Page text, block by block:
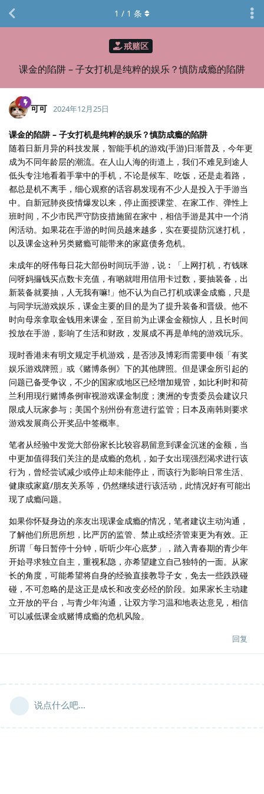
戒赌区
课金的陷阱 – 子女打机是纯粹的娱乐？慎防成瘾的陷阱
1 / 1 条
可可 2024年12月25日
课金的陷阱 – 子女打机是纯粹的娱乐？慎防成瘾的陷阱
随着日新月异的科技发展，智能手机的游戏(手游)日渐普及，今年更
成为不同年龄层的潮流。在人山人海的街道上，我们不难见到途人
低头专注地看着手掌中的手机，不论是候车、吃饭，还是走着路，
都总是机不离手，细心观察的话容易发现有不少人是投入于手游当
中。自新冠肺炎疫情爆发以来，停止面授课堂、在家工作、弹性上
班时间，不少市民严守防疫措施留在家中，相信手游是其中一个消
闲活动。如果花在手游的时间员越来越多，实在要提防沉迷打机，
以及课金这种另类赌瘾可能带来的家庭债务危机。
未成年的呀伟每日花大部份时间玩手游，说︰「上网打机，冇钱咪
问呀妈攞钱买点数卡充值，有啲就咁用信用卡过数，要抽装备，出
新装备就要抽，人无我有嘛!」他不认为自己打机或课金成瘾，只是
与同学玩游戏娱乐，课金主要的目的是为了提升装备和晋级。他不
时向母亲拿取金钱用来课金，至目前为止课金金额惊人，且长时间
投放在手游，影响了生活和财政，发展成不再是单纯的游戏玩乐。
现时香港未有明文规定手机游戏，是否涉及博彩而需要申领「有奖
娱乐游戏牌照」或《赌博条例》下的其他牌照。但是课金所引起的
问题已备受争议，不少的国家或地区已经增加规管，如比利时和荷
兰利用现行赌博条例审视游戏课金制度；澳洲的专责委员会建议只
限成人玩家参与；美国个别州份有意进行监管；日本及南韩则要求
游戏发展商公开奖品中签概率。
笔者从经验中发觉大部份家长比较容易留意到课金沉迷的金额，当
中更加值得我们关注的是成瘾的危机，如子女出现强烈渴求进行该
行为，曾经尝试减少或停止却未能停止，而该行为影响日常生活、
健康或家庭/朋友关系等，仍然继续进行该活动，此情况好有可能出
现了成瘾问题。
如果你怀疑身边的亲友出现课金成瘾的情况，笔者建议主动沟通，
了解他们所思所想，比严厉的监管、禁止或经济管束更为有效。正
所谓「每日暂停十分钟，听听少年心底梦」，踏入青春期的青少年
开始寻求独立自主，重视私隐，亦希望建立自己独特的一面。从家
长的角度，可能希望将自身的经验直接教导子女，免去一些跌跌碰
碰，不可忽略的是这正是成长和改变必经的阶段。如果家长主动建
立开放的平台，与青少年沟通，让双方学习温和地表达意见，相信
可以减低课金或赌博成瘾的危机风险。
回复
说点什么吧...